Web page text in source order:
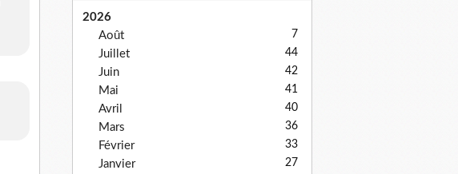
2026
Août
7
Juillet 44
Juin 42
Mai 41
Avril 40
Mars 36
Février 33
Janvier 27